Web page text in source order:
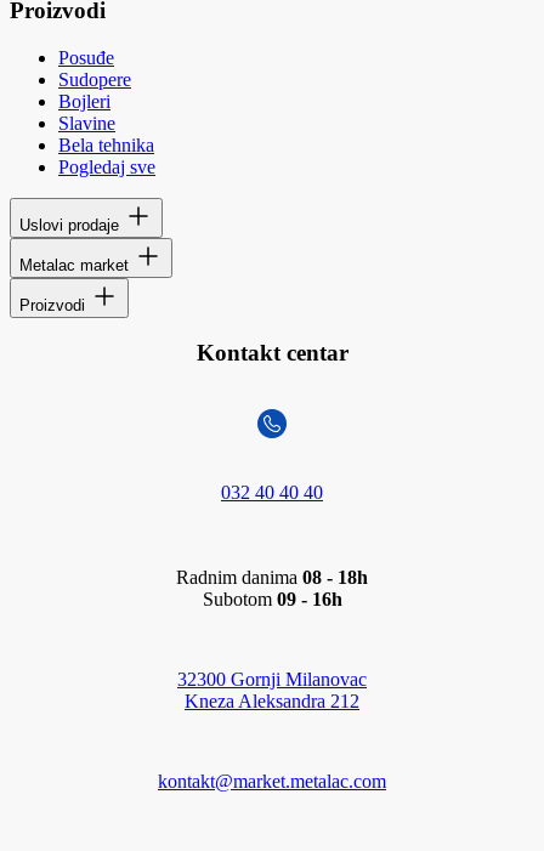
Proizvodi
Posuđe
Sudopere
Bojleri
Slavine
Bela tehnika
Pogledaj sve
Uslovi prodaje
Metalac market
Proizvodi
Kontakt centar
032 40 40 40
Radnim danima 08 - 18h
Subotom 09 - 16h
32300 Gornji Milanovac
Kneza Aleksandra 212
kontakt@market.metalac.com